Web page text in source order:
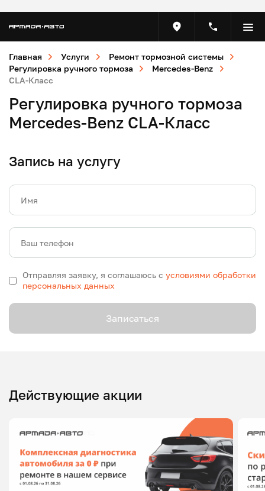
Главная Услуги
Ремонт тормозной системы
Регулировка ручного тормоза
Mercedes-Benz
CLA-Класс
Регулировка ручного тормоза
Mercedes-Benz CLA-Класс
Запись на услугу
Имя
Ваш телефон
Отправляя заявку, я соглашаюсь с условиями обработки
персональных данных
Записаться
Действующие акции